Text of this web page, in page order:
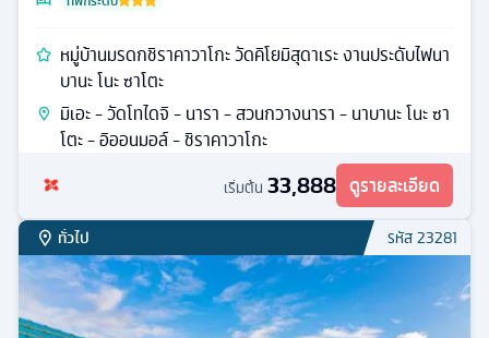
หมู่บ้านมรดกชิราคาวาโกะ วัดคิโยมิสุดาเระ งานประดับไฟนา
บานะ โนะ ซาโตะ
มิเอะ - วัดโทไดจิ - นารา - สวนกวางนารา - นาบานะ โนะ ซา
โตะ - อิออนมอล์ - ชิราคาวาโกะ
เริ่มต้น 33,888 ดูรายละเอียด
ทั่วไป รหัส23281